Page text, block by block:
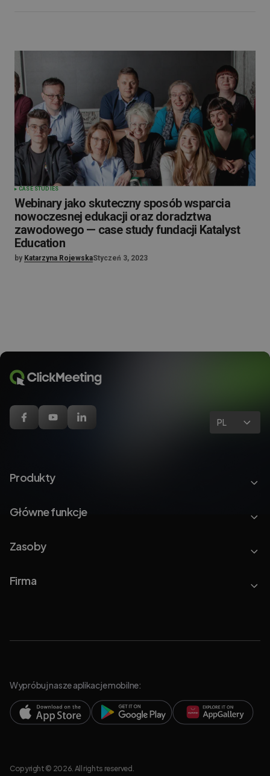
CASE STUDIES
Webinary jako skuteczny sposób wsparcia
nowoczesnej edukacji oraz doradztwa
zawodowego — case study fundacji Katalyst
Education
by Katarzyna RojewskaStyczeń 3, 2023
PL
Produkty
Główne funkcje
Zasoby
Firma
Wypróbuj nasze aplikacje mobilne:
Copyright © 2026. All rights reserved.